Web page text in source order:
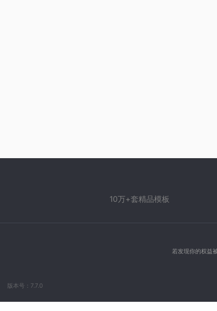
10万+套精品模板
版本号：7.7.0
若发现你的权益